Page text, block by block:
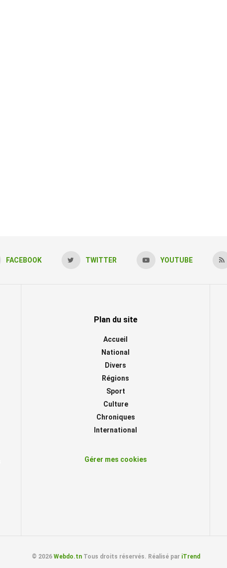
FACEBOOK TWITTER YOUTUBE
Plan du site
Accueil
National
Divers
Régions
Sport
Culture
Chroniques
International
Gérer mes cookies
© 2026 Webdo.tnTous droits réservés. Réalisé par iTrend